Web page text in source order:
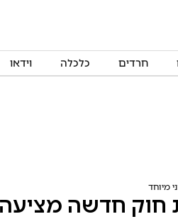
חרדים כלכלה וידאו
מיוחד
חוק חדשה